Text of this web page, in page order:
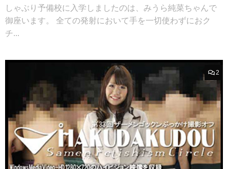
しゃぶり予備校に入学しましたのは、みうら純菜ちゃんで
御座います。 全ての発射において手を一切使わずにおク
チ...
2